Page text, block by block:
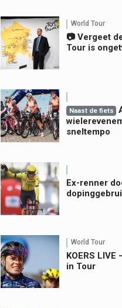
World Tour
📷 Vergeet
Tour is
Naast de fiets
sneltempo
Ex-renner
World Tour
KOERS
in Tour